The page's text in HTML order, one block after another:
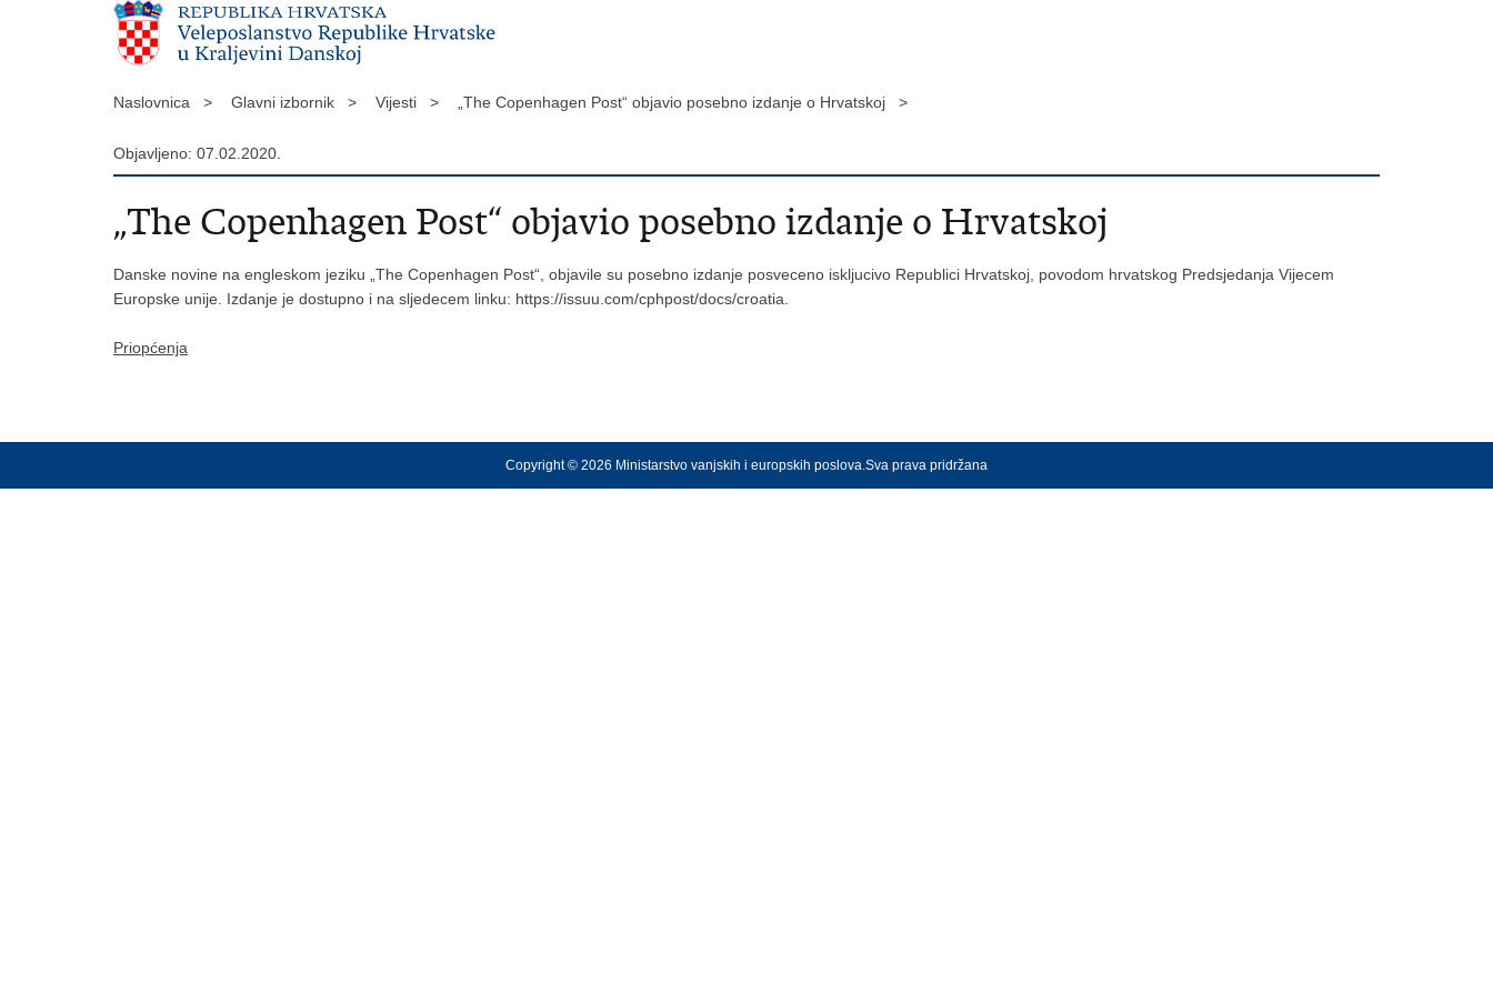
Naslovnica > Glavni izbornik > Vijesti > „The Copenhagen Post“ objavio posebno izdanje o Hrvatskoj >
Objavljeno: 07.02.2020.
„The Copenhagen Post“ objavio posebno izdanje o Hrvatskoj
Danske novine na engleskom jeziku „The Copenhagen Post“, objavile su posebno izdanje posveceno iskljucivo Republici Hrvatskoj, povodom hrvatskog Predsjedanja Vijecem
Europske unije. Izdanje je dostupno i na sljedecem linku: https://issuu.com/cphpost/docs/croatia.
Priopćenja
Copyright © 2026 Ministarstvo vanjskih i europskih poslova.Sva prava pridržana